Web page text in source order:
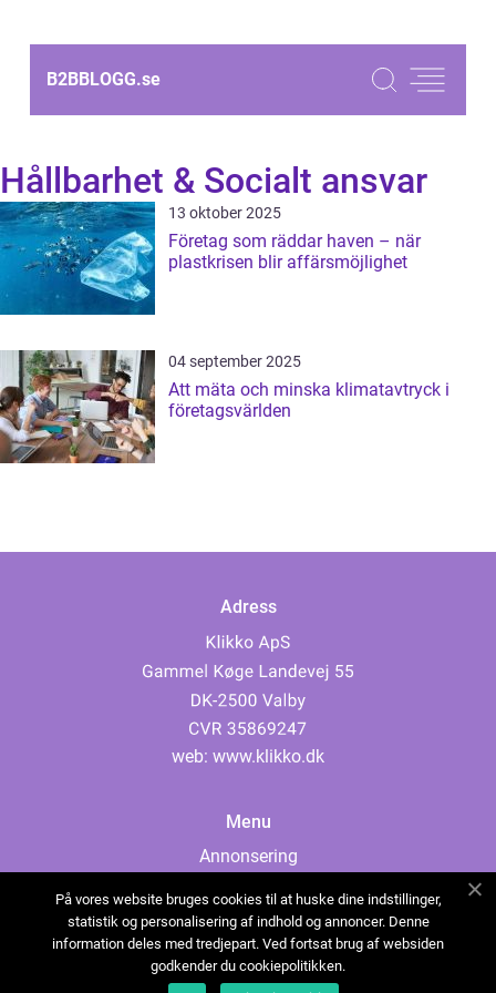
B2BBLOGG.se
Hållbarhet & Socialt ansvar
13 oktober 2025
Företag som räddar haven – när
plastkrisen blir affärsmöjlighet
04 september 2025
Att mäta och minska klimatavtryck i
företagsvärlden
Adress
web: www.klikko.dk
Menu
Annonsering
Cookies
Kontakta oss
Sitemap
På vores website bruges cookies til at huske dine indstillinger,
statistik og personalisering af indhold og annoncer. Denne
information deles med tredjepart. Ved fortsat brug af websiden
godkender du cookiepolitikken.